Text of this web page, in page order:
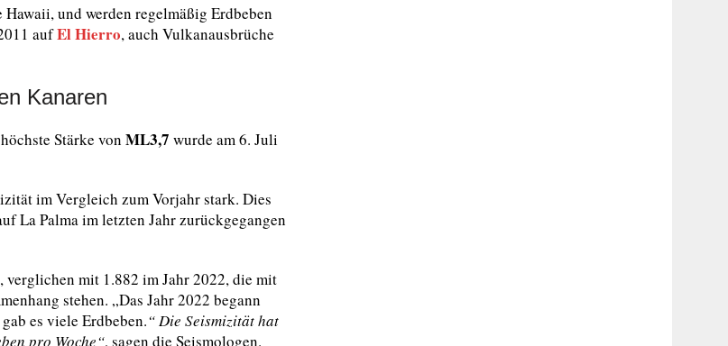
und werden regelmäßig Erdbeben
aufEl Hierro, auch Vulkanausbrüche
Kanaren
Stärke von ML3,7 wurde am 6. Juli
im Vergleich zum Vorjahr stark. Dies
La Palma im letzten Jahr zurückgegangen
verglichen mit 1.882 im Jahr 2022, die mit
stehen. „Das Jahr 2022 begann
es viele Erdbeben.“ Die Seismizität hat
pro Woche“, sagen die Seismologen.